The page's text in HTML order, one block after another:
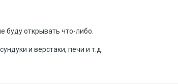
буду открывать что-либо.
и верстаки, печи и т.д.